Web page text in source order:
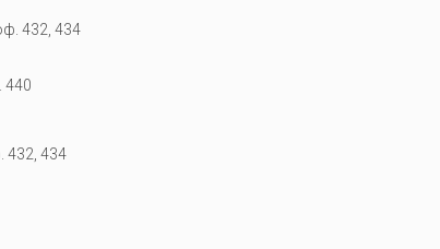
432, 434
440
432, 434